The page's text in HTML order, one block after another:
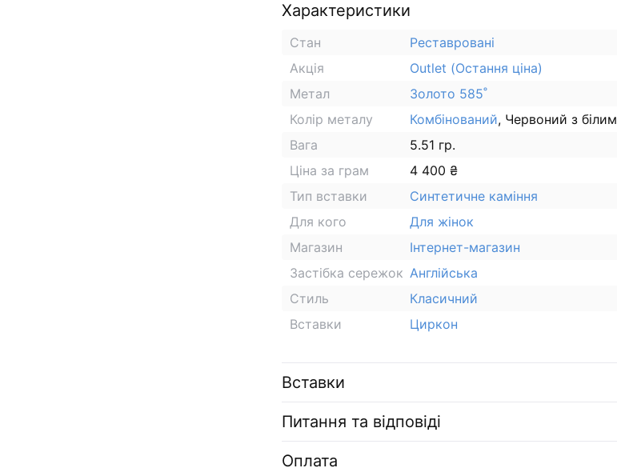
Характеристики
Стан
Реставровані
Акція
Outlet (Остання ціна)
Метал
Золото 585˚
Колір металу
Комбінований, Червоний з білим
Вага
5.51 гр.
Ціна за грам
4 400 ₴
Тип вставки
Синтетичне каміння
Для кого
Для жінок
Магазин
Інтернет-магазин
Застібка сережок Англійська
Стиль
Класичний
Вставки
Циркон
Вставки
Питання та відповіді
Оплата